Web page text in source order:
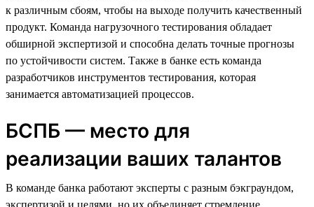
к различным сбоям, чтобы на выходе получить качественный
продукт. Команда нагрузочного тестирования обладает
обширной экспертизой и способна делать точные прогнозы
по устойчивости систем. Также в банке есть команда
разработчиков инструментов тестирования, которая
занимается автоматизацией процессов.
БСПБ — место для
реализации ваших талантов
В команде банка работают эксперты с разным бэкграундом,
экспертизой и целями, но их объединяет стремление